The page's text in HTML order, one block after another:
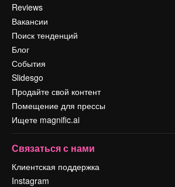
Reviews
Вакансии
Поиск тенденций
Блог
События
Slidesgo
Продайте свой контент
Помещение для прессы
Ищете magnific.ai
Связаться с нами
Клиентская поддержка
Instagram